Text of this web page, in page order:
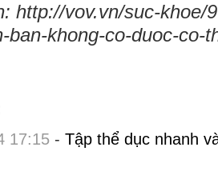
http://vov.vn/suc-khoe/
ban-khong-co-duoc-co-
17:15- Tập thể dục nhanh